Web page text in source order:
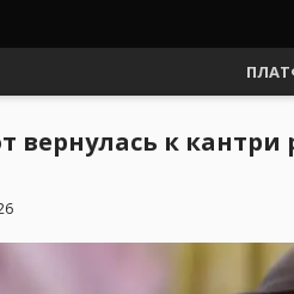
вернулась к